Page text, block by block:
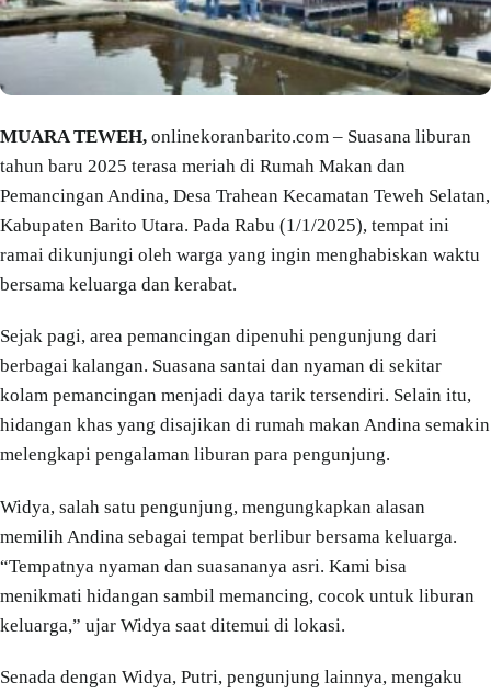
MUARA TEWEH, onlinekoranbarito.com – Suasana liburan
tahun baru 2025 terasa meriah di Rumah Makan dan
Pemancingan Andina, Desa Trahean Kecamatan Teweh Selatan,
Kabupaten Barito Utara. Pada Rabu (1/1/2025), tempat ini
ramai dikunjungi oleh warga yang ingin menghabiskan waktu
bersama keluarga dan kerabat.
Sejak pagi, area pemancingan dipenuhi pengunjung dari
berbagai kalangan. Suasana santai dan nyaman di sekitar
kolam pemancingan menjadi daya tarik tersendiri. Selain itu,
hidangan khas yang disajikan di rumah makan Andina semakin
melengkapi pengalaman liburan para pengunjung.
Widya, salah satu pengunjung, mengungkapkan alasan
memilih Andina sebagai tempat berlibur bersama keluarga.
“Tempatnya nyaman dan suasananya asri. Kami bisa
menikmati hidangan sambil memancing, cocok untuk liburan
keluarga,” ujar Widya saat ditemui di lokasi.
Senada dengan Widya, Putri, pengunjung lainnya, mengaku